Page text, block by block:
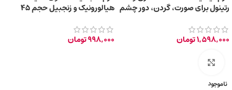
رتینول برای صورت، گردن، دور چشم
1,598,000تومان
هیالورونیک و زنجبیل حجم 45
998,000تومان
ناموجود